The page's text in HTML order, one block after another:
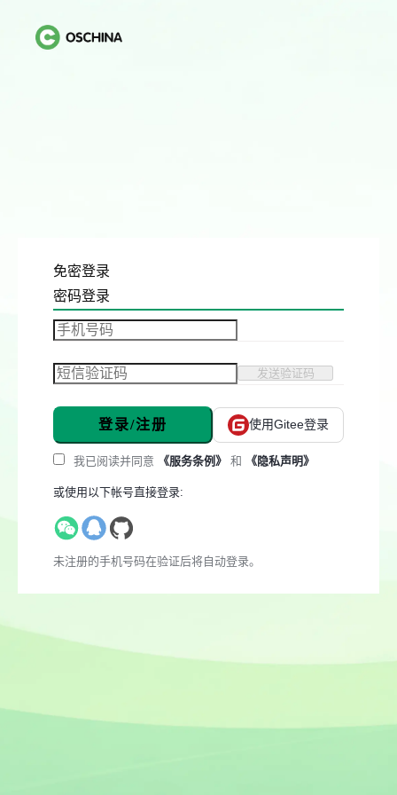
免密登录
密码登录
发送验证码
登录/注册 使用Gitee登录
我已阅读并同意 《服务条例》 和 《隐私声明》
或使用以下帐号直接登录:
未注册的手机号码在验证后将自动登录。